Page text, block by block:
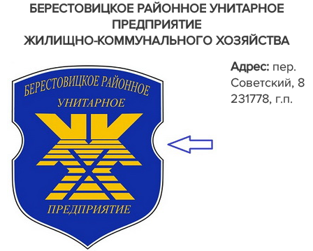
БЕРЕСТОВИЦКОЕ РАЙОННОЕ УНИТАРНОЕ
ПРЕДПРИЯТИЕ
ЖИЛИЩНО-КОММУНАЛЬНОГО ХОЗЯЙСТВА
Адрес: пер.
Советский, 8
231778, г.п.